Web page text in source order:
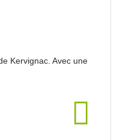
Kervignac. Avec une